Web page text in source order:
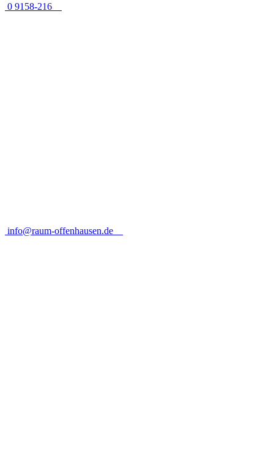
0 9158-216
info@raum-offenhausen.de